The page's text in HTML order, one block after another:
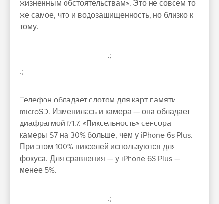
жизненным обстоятельствам». Это не совсем то
же самое, что и водозащищенность, но близко к
тому.
.;
.;
Телефон обладает слотом для карт памяти
microSD. Изменилась и камера — она обладает
диафрагмой f/1.7. «Пиксельность» сенсора
камеры S7 на 30% больше, чем у iPhone 6s Plus.
При этом 100% пикселей используются для
фокуса. Для сравнения — у iPhone 6S Plus —
менее 5%.
.;